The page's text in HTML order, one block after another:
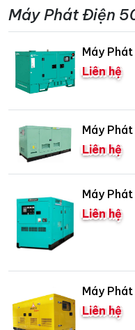
Máy Phát Điện
Máy
Liên hệ
Máy
Liên hệ
Máy
Liên hệ
Máy
Liên hệ